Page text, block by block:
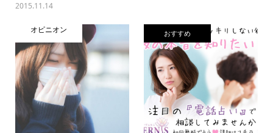
2015.11.14
オピニオン おすすめ